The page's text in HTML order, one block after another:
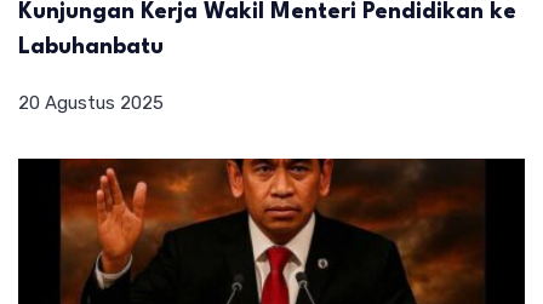
Kunjungan Kerja Wakil Menteri Pendidikan ke
Labuhanbatu
20 Agustus 2025